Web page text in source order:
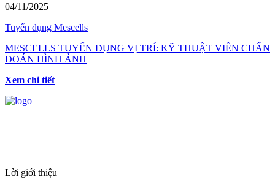
04/11/2025
Tuyển dụng Mescells
MESCELLS TUYỂN DỤNG VỊ TRÍ: KỸ THUẬT VIÊN CHẨN
ĐOÁN HÌNH ẢNH
Xem chi tiết
Lời giới thiệu